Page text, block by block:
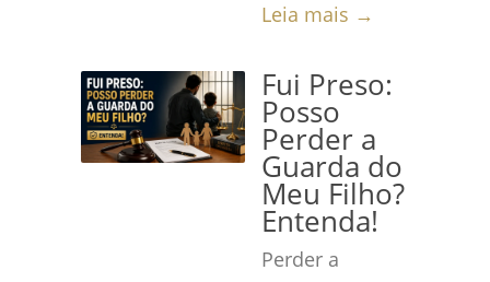
Leia mais →
Fui Preso:
Posso
Perder a
Guarda do
Meu Filho?
Entenda!
Perder a